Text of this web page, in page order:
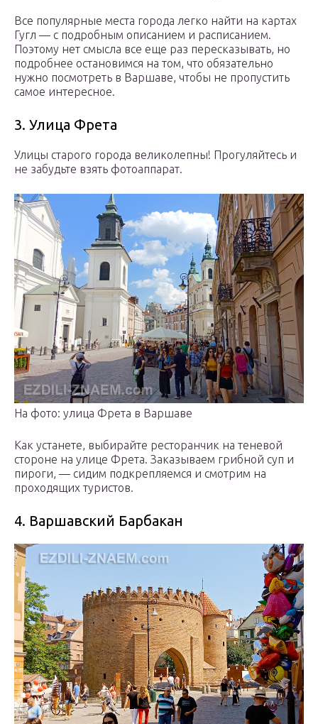
Все популярные места города легко найти на картах
Гугл — с подробным описанием и расписанием.
Поэтому нет смысла все еще раз пересказывать, но
подробнее остановимся на том, что обязательно
нужно посмотреть в Варшаве, чтобы не пропустить
самое интересное.
3. Улица Фрета
Улицы старого города великолепны! Прогуляйтесь и
не забудьте взять фотоаппарат.
На фото: улица Фрета в Варшаве
Как устанете, выбирайте ресторанчик на теневой
стороне на улице Фрета. Заказываем грибной суп и
пироги, — сидим подкрепляемся и смотрим на
проходящих туристов.
4. Варшавский Барбакан